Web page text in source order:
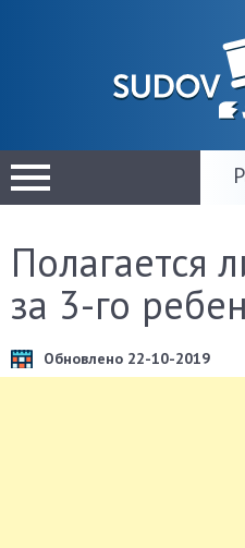
Полагается
за 3-го
Обновлено 22-10-2019